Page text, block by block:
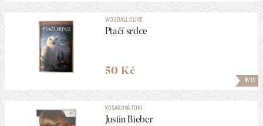
9/10
WOODALL CLIVE
Ptačí srdce
50 Kč
KOSAROVÁ TORI
Justin Bieber